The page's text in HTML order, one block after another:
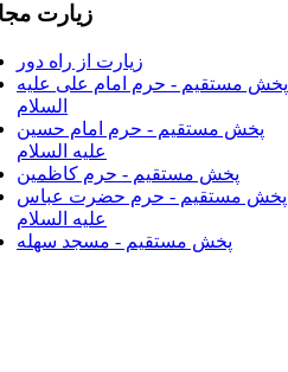
زیارت
زیارت از راه دور
پخش مستقیم - حرم امام علی علیه
السلام
پخش مستقیم - حرم امام حسین
علیه السلام
پخش مستقیم - حرم کاظمین
پخش مستقیم - حرم حضرت عباس
علیه السلام
پخش مستقیم - مسجد سهله